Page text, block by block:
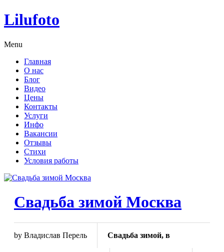
Lilufoto
Menu
Главная
О нас
Блог
Видео
Цены
Контакты
Услуги
Инфо
Вакансии
Отзывы
Стихи
Условия работы
Свадьба зимой Москва
by Владислав Перель Свадьба зимой, в